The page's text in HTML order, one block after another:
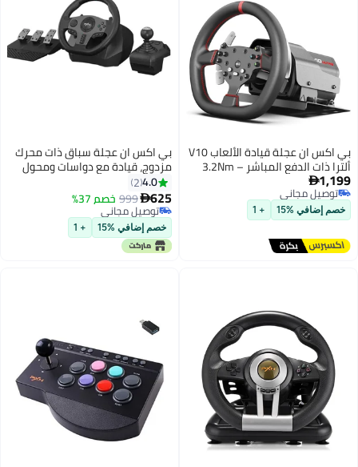
بي اكس ان عجلة قيادة الألعاب V10
ألترا ذات الدفع المباشر – 3.2Nm
ناقلات دافعة ودوّاسات هول، عجلة
سباق للكمبيوتر/PS4/Xbox
لمحاكيات وألعاب القيادة
1,199
توصيل مجاني
توصيل مجاني
خصم إضافي %15 + 1
بي اكس ان عجلة سباق ذات محرك
مزدوج، قيادة مع دواسات ومحول
لأجهزة PS4، والكمبيوتر الشخصي،
وNintendo Switch
4.0
2
625
999 خصم 37%
توصيل مجاني
توصيل مجاني
خصم إضافي %15 + 1